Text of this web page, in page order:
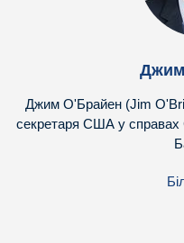
Джим О'Брайен (Jim
секретаря США у справах